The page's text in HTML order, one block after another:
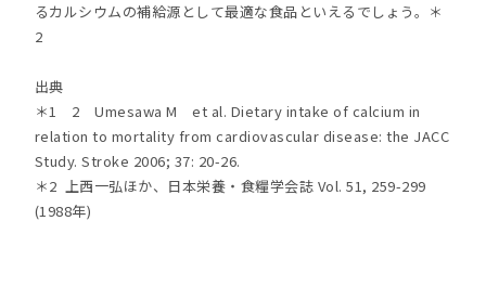
るカルシウムの補給源として最適な食品といえるでしょう。＊
2
出典
＊1 2 Umesawa M et al. Dietary intake of calcium in
relation to mortality from cardiovascular disease: the JACC
Study. Stroke 2006; 37: 20-26.
＊2 上西一弘ほか、日本栄養・食糧学会誌 Vol. 51, 259-299
(1988年)